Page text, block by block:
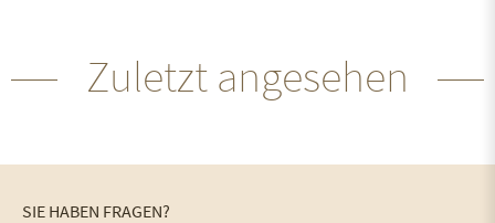
Zuletzt angesehen
SIE HABEN FRAGEN?